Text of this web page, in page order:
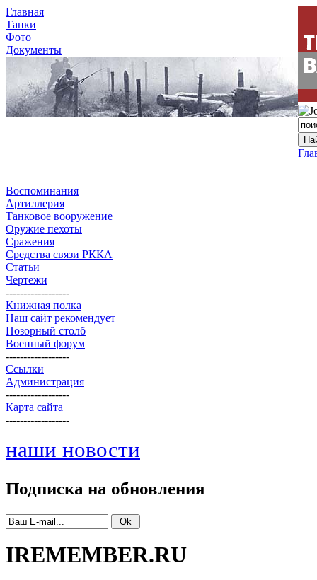
Главная
Танки
Фото
Документы
Воспоминания
Артиллерия
Танковое вооружение
Оружие пехоты
Сражения
Средства связи РККА
Статьи
Чертежи
------------------
Книжная полка
Наш сайт рекомендует
Позорный столб
Военный форум
------------------
Ссылки
Администрация
------------------
Карта сайта
------------------
наши новости
Подписка на обновления
IREMEMBER.RU